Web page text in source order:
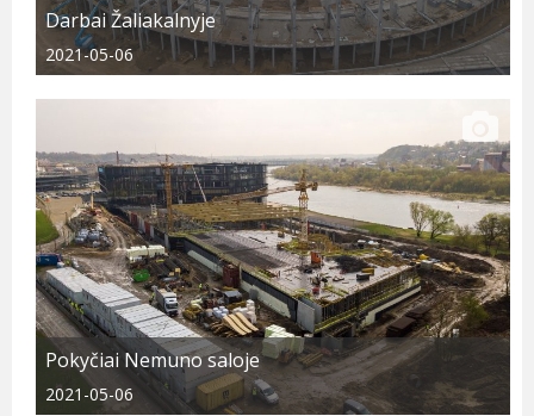
Darbai Žaliakalnyje
2021-05-06
Pokyčiai Nemuno saloje
2021-05-06